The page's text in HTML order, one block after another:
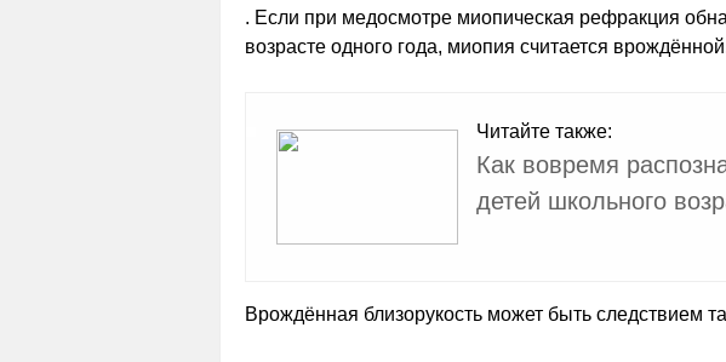
. Если при медосмотре миопическая рефракция
возрасте одного года, миопия считается
Читайте также:
Как вовремя
детей школьного
Врождённая близорукость может быть следствием